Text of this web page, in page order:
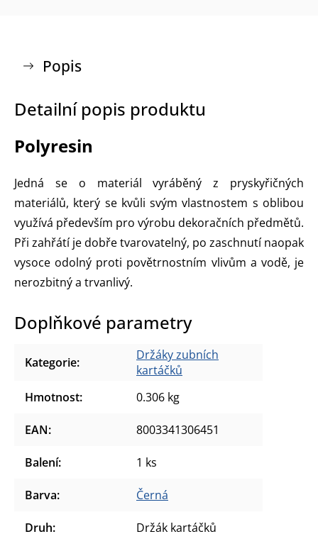
Popis
Detailní popis produktu
Polyresin
Jedná se o materiál vyráběný z pryskyřičných
materiálů, který se kvůli svým vlastnostem s oblibou
využívá především pro výrobu dekoračních předmětů.
Při zahřátí je dobře tvarovatelný, po zaschnutí naopak
vysoce odolný proti povětrnostním vlivům a vodě, je
nerozbitný a trvanlivý.
Doplňkové parametry
Kategorie:
Držáky zubních
kartáčků
Hmotnost: 0.306 kg
EAN: 8003341306451
Balení: 1 ks
Barva: Černá
Druh: Držák kartáčků